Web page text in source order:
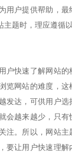
用户提供帮助，
题时，理应遵循以
户快速了解网站
览网站的难度，这
发达，可供用户
会越来越少，只
注。所以，网站
要让用户快速理解